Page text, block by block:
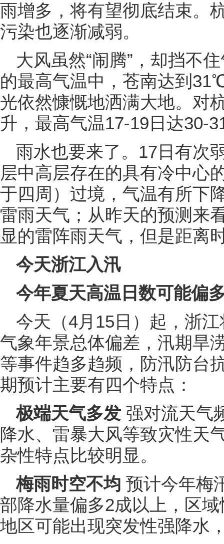
雨增多，将有望彻底结束。
污染也逐渐减弱。
大风虽然“闹腾”，却挡不
的最高气温中，苍南达到
光依然慷慨地洒满大地。对
升，最高气温17-19日达30-
雨水也要来了。17日有次
层中高层存在的具有冷中心
于四周）过境，气温有所下
雷雨天气；从昨天的预测来
显的雷阵雨天气，但是距离
今天浙江入汛
今年夏天高温日数可能偏
今天（4月15日）起，浙
气象年景总体偏差，汛期旱
等事件趋多趋频，防汛防台
期预计主要有四个特点：
极端天气多发 强对流天气
降水、雷暴大风等致灾性天
杂性特点比较明显。
梅雨时空不均 预计今年梅
部降水量偏多2成以上，区
地区可能出现突发性强降水